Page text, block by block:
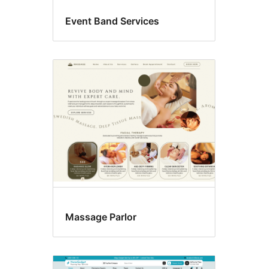
Event Band Services
Massage Parlor